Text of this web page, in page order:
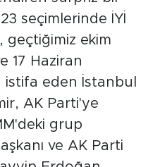
seçimlerinde İYİ
geçtiğimiz ekim
17 Haziran
eden İstanbul
AK Parti'ye
grup
ve AK Parti